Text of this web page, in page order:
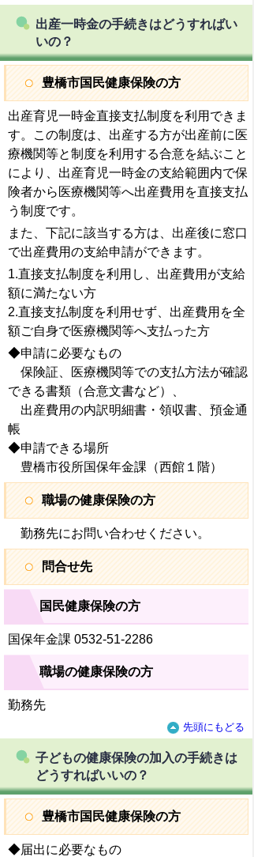
出産一時金の手続きはどうすればい
いの？
豊橋市国民健康保険の方
出産育児一時金直接支払制度を利用できま
す。この制度は、出産する方が出産前に医
療機関等と制度を利用する合意を結ぶこと
により、出産育児一時金の支給範囲内で保
険者から医療機関等へ出産費用を直接支払
う制度です。
また、下記に該当する方は、出産後に窓口
で出産費用の支給申請ができます。
1.直接支払制度を利用し、出産費用が支給
額に満たない方
2.直接支払制度を利用せず、出産費用を全
額ご自身で医療機関等へ支払った方
◆申請に必要なもの
保険証、医療機関等での支払方法が確認
できる書類（合意文書など）、
出産費用の内訳明細書・領収書、預金通
帳
◆申請できる場所
豊橋市役所国保年金課（西館１階）
職場の健康保険の方
勤務先にお問い合わせください。
問合せ先
国民健康保険の方
国保年金課 0532-51-2286
職場の健康保険の方
勤務先
先頭にもどる
子どもの健康保険の加入の手続きは
どうすればいいの？
豊橋市国民健康保険の方
◆届出に必要なもの